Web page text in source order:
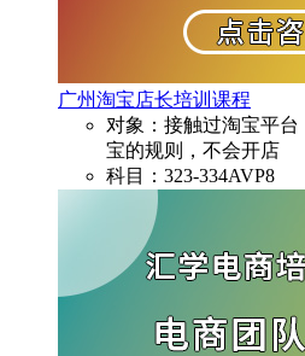
广州淘宝店长培训课程
对象：接触过淘宝平
宝的规则，不会开店
科目：323-334AVP8